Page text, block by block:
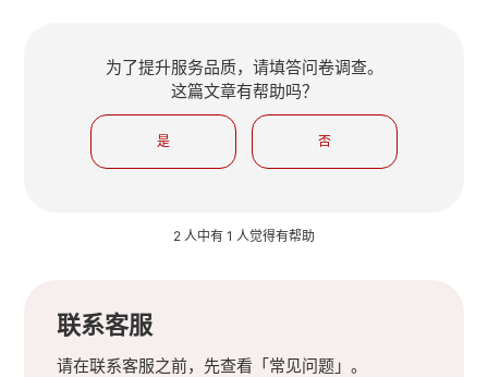
为了提升服务品质，请填答问卷调查。
这篇文章有帮助吗？
是 否
2 人中有 1 人觉得有帮助
联系客服
请在联系客服之前，先查看「常见问题」。